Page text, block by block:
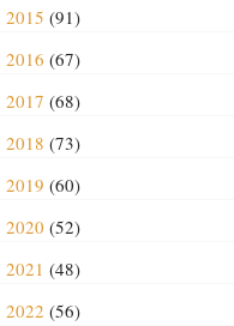
2015 (91)
2016 (67)
2017 (68)
2018 (73)
2019 (60)
2020 (52)
2021 (48)
2022 (56)